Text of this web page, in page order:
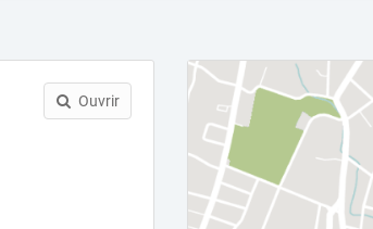
Ouvrir